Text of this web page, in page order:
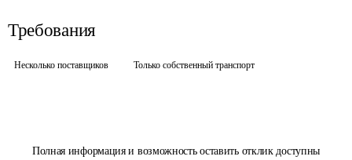
Полная информация и возможность оставить отклик доступны
Требования
Несколько поставщиков Только собственный транспорт